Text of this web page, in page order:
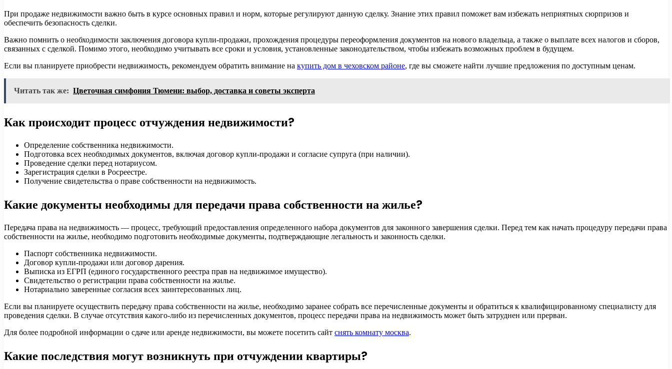
При продаже недвижимости важно быть в курсе основных правил и норм, которые регулируют данную сделку. Знание этих правил поможет вам избежать неприятных сюрпризов и
обеспечить безопасность сделки.
Важно помнить о необходимости заключения договора купли-продажи, прохождения процедуры переоформления документов на нового владельца, а также о выплате всех налогов и сборов,
связанных с сделкой. Помимо этого, необходимо учитывать все сроки и условия, установленные законодательством, чтобы избежать возможных проблем в будущем.
Если вы планируете приобрести недвижимость, рекомендуем обратить внимание на купить дом в чеховском районе, где вы сможете найти лучшие предложения по доступным ценам.
Читать так же: Цветочная симфония Тюмени: выбор, доставка и советы эксперта
Как происходит процесс отчуждения недвижимости?
Определение собственника недвижимости.
Подготовка всех необходимых документов, включая договор купли-продажи и согласие супруга (при наличии).
Проведение сделки перед нотариусом.
Зарегистрация сделки в Росреестре.
Получение свидетельства о праве собственности на недвижимость.
Какие документы необходимы для передачи права собственности на жилье?
Передача права на недвижимость — процесс, требующий предоставления определенного набора документов для законного завершения сделки. Перед тем как начать процедуру передачи права
собственности на жилье, необходимо подготовить необходимые документы, подтверждающие легальность и законность сделки.
Паспорт собственника недвижимости.
Договор купли-продажи или договор дарения.
Выписка из ЕГРП (единого государственного реестра прав на недвижимое имущество).
Свидетельство о регистрации права собственности на жилье.
Нотариально заверенные согласия всех заинтересованных лиц.
Если вы планируете осуществить передачу права собственности на жилье, необходимо заранее собрать все перечисленные документы и обратиться к квалифицированному специалисту для
проведения сделки. В случае отсутствия какого-либо из перечисленных документов, процесс передачи права на недвижимость может быть затруднен или прерван.
Для более подробной информации о сдаче или аренде недвижимости, вы можете посетить сайт снять комнату москва.
Какие последствия могут возникнуть при отчуждении квартиры?